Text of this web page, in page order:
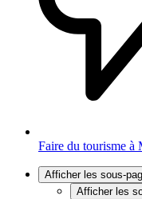
Faire du tourisme à
Afficher les sous-
Afficher les